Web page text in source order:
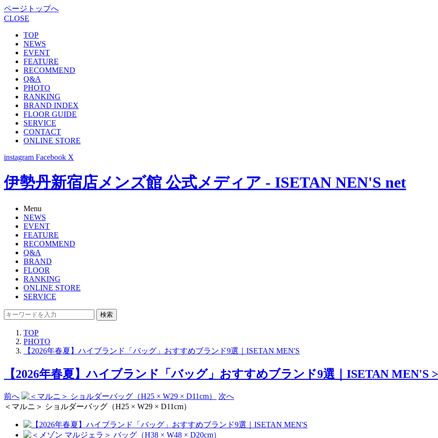
ページトップへ
CLOSE
TOP
NEWS
EVENT
FEATURE
RECOMMEND
Q&A
PHOTO
RANKING
BRAND INDEX
FLOOR GUIDE
SERVICE
CONTACT
ONLINE STORE
instagram Facebook X
伊勢丹新宿店メンズ館 公式メディア - ISETAN NEN'S net
Menu
NEWS
EVENT
FEATURE
RECOMMEND
Q&A
BRAND
FLOOR
RANKING
ONLINE STORE
SERVICE
検索
TOP
PHOTO
【2026年春夏】ハイブランド「バッグ」おすすめブランド9選｜ISETAN MEN'S
【2026年春夏】ハイブランド「バッグ」おすすめブランド9選｜ISETAN MEN'S
前へ
次へ
＜マルニ＞ ショルダーバッグ（H25 × W29 × D11cm）